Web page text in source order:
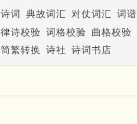
诗词 典故词汇 对仗词汇 词谱
律诗校验 词格校验 曲格校验
简繁转换 诗社 诗词书店